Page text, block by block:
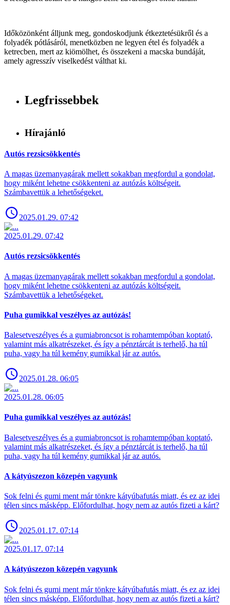
Időközönként álljunk meg, gondoskodjunk étkeztetésükről és a
folyadék pótlásáról, menetközben ne legyen étel és folyadék a
ketrecben, mert az kiömölhet, és összekeni a macska bundáját,
amely agresszív viselkedést válthat ki.
Legfrissebbek
Hírajánló
Autós rezsicsökkentés
A magas üzemanyagárak mellett sokakban megfordul a gondolat,
hogy miként lehetne csökkenteni az autózás költségeit.
Számbavettük a lehetőségeket.
2025.01.29. 07:42
2025.01.29. 07:42
Autós rezsicsökkentés
A magas üzemanyagárak mellett sokakban megfordul a gondolat,
hogy miként lehetne csökkenteni az autózás költségeit.
Számbavettük a lehetőségeket.
Puha gumikkal veszélyes az autózás!
Balesetveszélyes és a gumiabroncsot is rohamtempóban koptató,
valamint más alkatrészeket, és így a pénztárcát is terhelő, ha túl
puha, vagy ha túl kemény gumikkal jár az autós.
2025.01.28. 06:05
2025.01.28. 06:05
Puha gumikkal veszélyes az autózás!
Balesetveszélyes és a gumiabroncsot is rohamtempóban koptató,
valamint más alkatrészeket, és így a pénztárcát is terhelő, ha túl
puha, vagy ha túl kemény gumikkal jár az autós.
A kátyúszezon közepén vagyunk
Sok felni és gumi ment már tönkre kátyúbafutás miatt, és ez az idei
télen sincs másképp. Előfordulhat, hogy nem az autós fizeti a kárt?
2025.01.17. 07:14
2025.01.17. 07:14
A kátyúszezon közepén vagyunk
Sok felni és gumi ment már tönkre kátyúbafutás miatt, és ez az idei
télen sincs másképp. Előfordulhat, hogy nem az autós fizeti a kárt?